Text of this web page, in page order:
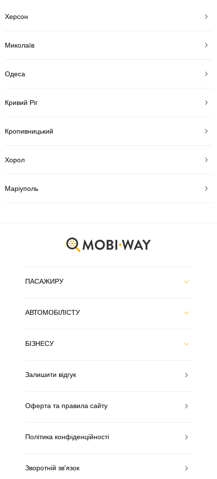
Херсон
Миколаїв
Одеса
Кривий Ріг
Кропивницький
Хорол
Маріуполь
ПАСАЖИРУ
АВТОМОБІЛІСТУ
БІЗНЕСУ
Залишити відгук
Оферта та правила сайту
Політика конфіденційності
Зворотній зв'язок